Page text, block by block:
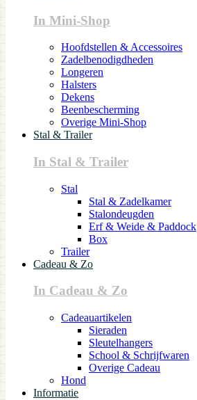
In Mini-Shop
Hoofdstellen & Accessoires
Zadelbenodigdheden
Longeren
Halsters
Dekens
Beenbescherming
Overige Mini-Shop
Stal & Trailer
In Stal & Trailer
Stal
Stal & Zadelkamer
Stalondeugden
Erf & Weide & Paddock
Box
Trailer
Cadeau & Zo
In Cadeau & Zo
Cadeauartikelen
Sieraden
Sleutelhangers
School & Schrijfwaren
Overige Cadeau
Hond
Informatie